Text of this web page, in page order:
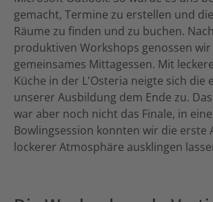
gemacht, Termine zu erstellen und
Räume zu finden und zu buchen.
produktiven Workshops genossen wir
gemeinsames Mittagessen. Mit
Küche in der L'Osteria neigte sich die
unserer Ausbildung dem Ende zu.
war aber noch nicht das Finale, in
Bowlingsession konnten wir die erste
lockerer Atmosphäre ausklingen